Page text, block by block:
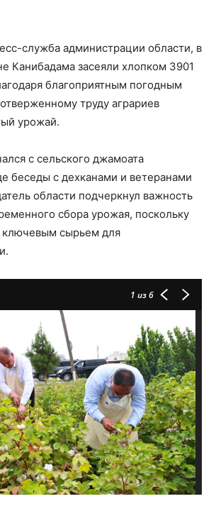
служба администрации области, в
Канибадама засеяли хлопком 3901
благоприятным погодным
труду аграриев
урожай.
с сельского джамоата
беседы с дехканами и ветеранами
области подчеркнул важность
сбора урожая, поскольку
ключевым сырьем для
1 из 6